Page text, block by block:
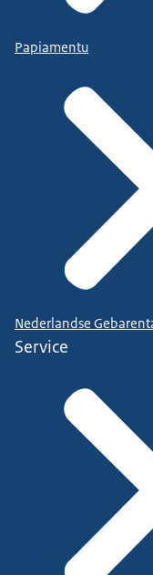
Papiamentu
Nederlandse
Service